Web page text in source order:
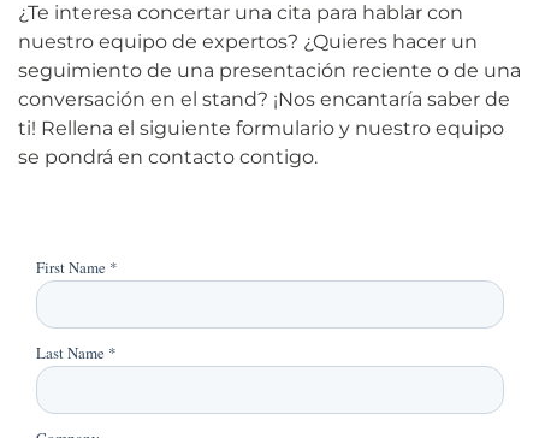
¿Te interesa concertar una cita para hablar con
nuestro equipo de expertos? ¿Quieres hacer un
seguimiento de una presentación reciente o de una
conversación en el stand? ¡Nos encantaría saber de
ti! Rellena el siguiente formulario y nuestro equipo
se pondrá en contacto contigo.